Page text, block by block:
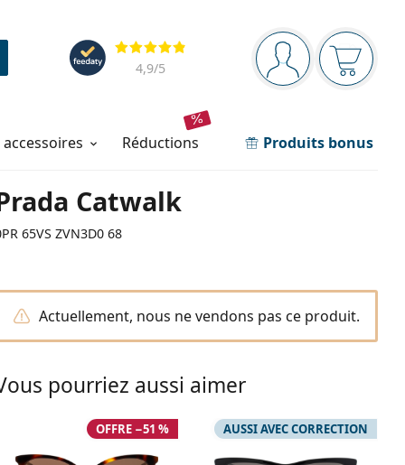
Barre de navigation
Vous êtesVotre
Évaluation
4,9/5
réductions Produits bonus
Catwalk
65VS ZVN3D0 68
Actuellement, nous ne vendons pas ce produit.
pourriez aussi aimer
OFFRE −51 % AUSSI AVEC CORRECTION